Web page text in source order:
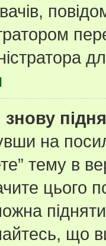
знову
на
тему в
цього
що